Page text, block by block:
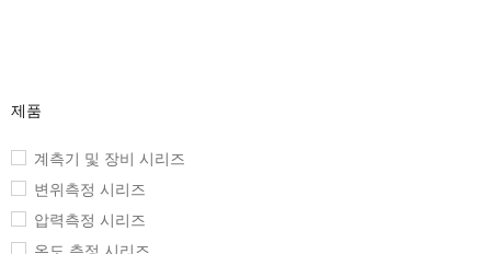
제품
계측기 및 장비 시리즈
변위측정 시리즈
압력측정 시리즈